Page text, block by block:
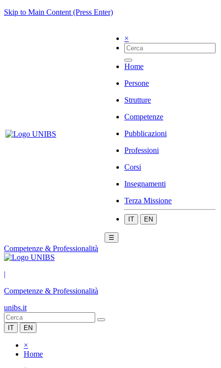
Skip to Main Content (Press Enter)
×
Home
Persone
Strutture
Competenze
Pubblicazioni
Professioni
Corsi
Insegnamenti
Terza Missione
IT EN
☰
Competenze & Professionalità
|
Competenze & Professionalità
unibs.it
IT EN
×
Home